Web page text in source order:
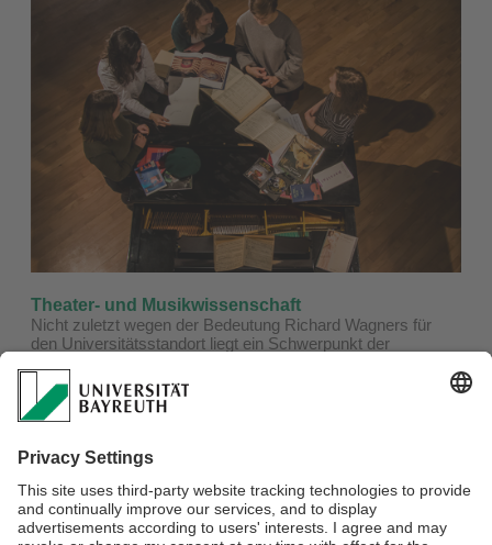
Theater- und Musikwissenschaft
Nicht zuletzt wegen der Bedeutung Richard Wagners für
den Universitätsstandort liegt ein Schwerpunkt der
geisteswissenschaftlichen Disziplinen widmet sich die
Fachgruppe MusikTheater den musischen Themen mit
einer Grundausrichtung an performativen Phänomenen und
Theater, die performativen und darstellenden Künste und die